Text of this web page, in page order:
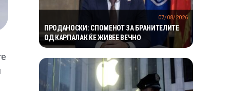
ПРОДАНОСКИ: СПОМЕНОТ ЗА БРАНИТЕЛИТЕ
ОД КАРПАЛАК ЌЕ ЖИВЕЕ ВЕЧНО
07/08/2026